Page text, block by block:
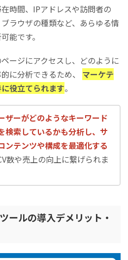
時間、IPアドレスや訪問者の
ラウザの種類など、あらゆる情
能です。
ージにアクセスし、どのように
に分析できるため、 マーケテ
役立てられます。
ザーがどのようなキーワード
検索しているかも分析し、サ
ンテンツや構成を最適化する
数や売上の向上に繋げられま
ールの導入デメリット・